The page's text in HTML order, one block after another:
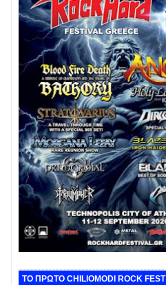
ΤΟ ΠΡΩΤΟ CHILIOMODI ROCK FEST